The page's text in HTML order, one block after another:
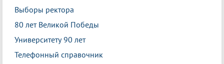
Выборы ректора
80 лет Великой Победы
Университету 90 лет
Телефонный справочник